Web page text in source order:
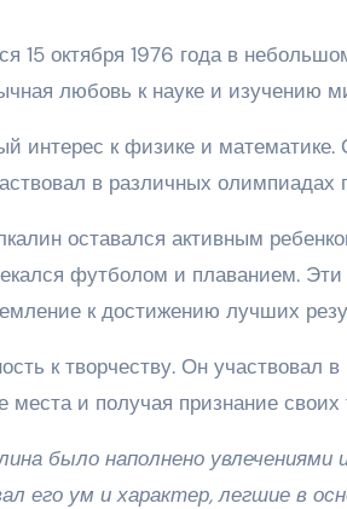
15 октября 1976 года в
любовь к науке и изучению
интерес к физике и
в различных олимпиадах
оставался активным
футболом и плаванием.
к достижению лучших
к творчеству. Он участвовал
и получая признание своих
было наполнено
его ум и характер, легшие в